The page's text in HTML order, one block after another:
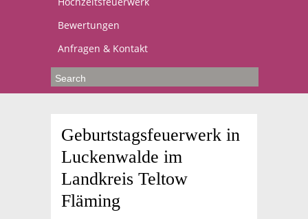
Bewertungen
Anfragen & Kontakt
Geburtstagsfeuerwerk in
Luckenwalde im
Landkreis Teltow
Fläming